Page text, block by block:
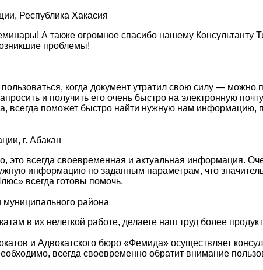
Республика Хакасия
А также огромное спасибо нашему Консультанту
проблемы!
когда документ утратил свою силу —
и получить его очень быстро на электронную
всегда поможет быстро найти нужную нам информацию,
г. Абакан
это всегда своевременная и актуальная информация.
информацию по заданным параметрам, что
всегда готовы помочь.
муниципального района
в их нелегкой работе, делаете наш труд более
и Адвокатского бюро «Фемида» осуществляет
всегда своевременно обратит внимание